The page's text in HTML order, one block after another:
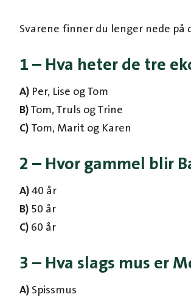
Svarene finner du lenger nede på
1 – Hva heter de tre
A) Per, Lise og Tom
B) Tom, Truls og Trine
C) Tom, Marit og Karen
2 – Hvor gammel blir
A) 40 år
B) 50 år
C) 60 år
3 – Hva slags mus er
A) Spissmus